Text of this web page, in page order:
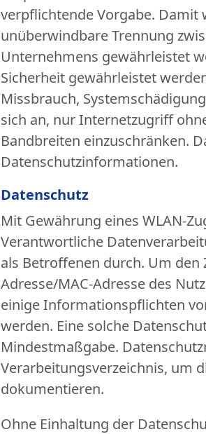
verpflichtende Vorgabe. Damit
unüberwindbare Trennung
Unternehmens gewährleistet
Sicherheit gewährleistet
Missbrauch,
sich an, nur Internetzugriff
Bandbreiten einzuschränken.
Datenschutzinformationen.
Datenschutz
Mit Gewährung eines WLAN-
Verantwortliche
als Betroffenen durch. Um
Adresse/MAC-Adresse des
einige Informationspflichten
werden. Eine solche
Mindestmaßgabe.
Verarbeitungsverzeichnis, um
dokumentieren.
Ohne Einhaltung der